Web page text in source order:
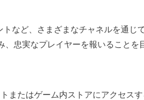
など、さまざまなチャネルを通じ
忠実なプレイヤーを報いることを
またはゲーム内ストアにアクセス